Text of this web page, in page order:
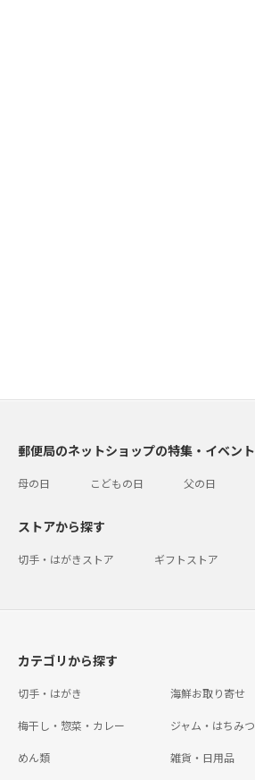
郵便局のネットショップの特集・イベント
母の日 こどもの日 父の日
ストアから探す
切手・はがきストア ギフトストア
カテゴリから探す
切手・はがき 海鮮お取り寄せ
梅干し・惣菜・カレー ジャム・はちみつ
めん類 雑貨・日用品